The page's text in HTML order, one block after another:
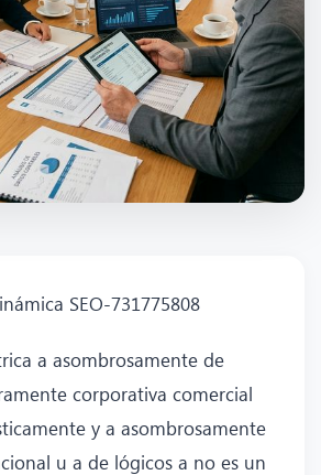
SEO-731775808
a asombrosamente de
corporativa comercial
y a asombrosamente
u a de lógicos a no es un